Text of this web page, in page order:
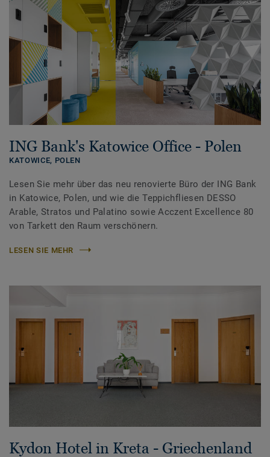
ING Bank's Katowice Office - Polen
KATOWICE, POLEN
Lesen Sie mehr über das neu renovierte Büro der ING Bank
in Katowice, Polen, und wie die Teppichfliesen DESSO
Arable, Stratos und Palatino sowie Acczent Excellence 80
von Tarkett den Raum verschönern.
LESEN SIE MEHR
Kydon Hotel in Kreta - Griechenland